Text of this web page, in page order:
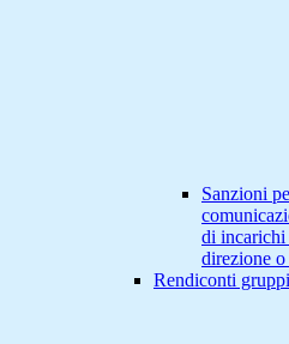
Sanzioni
di
direzione
Rendiconti